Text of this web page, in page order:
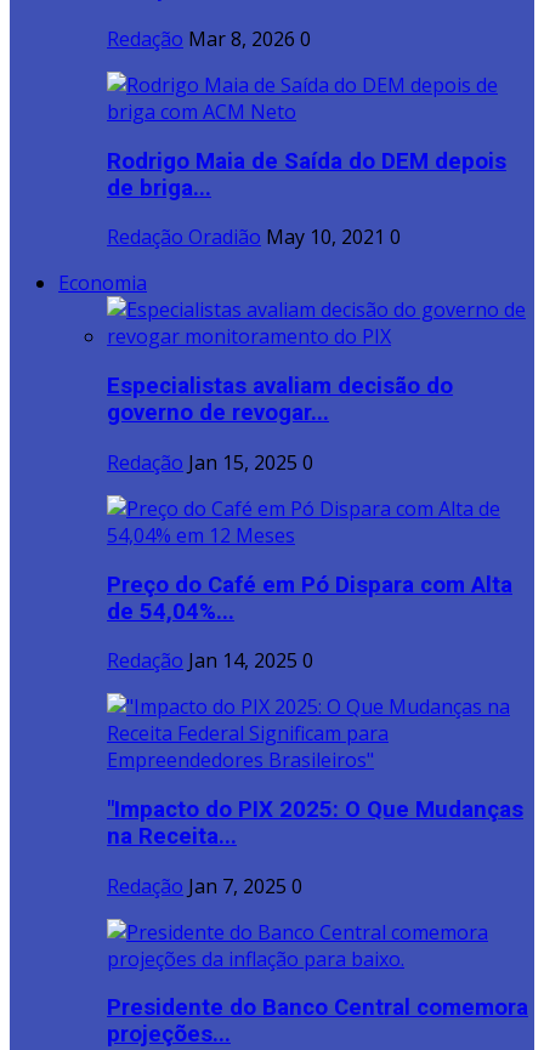
Redação Mar 8, 2026 0
Rodrigo Maia de Saída do DEM depois
de briga...
Redação Oradião May 10, 2021 0
Economia
Especialistas avaliam decisão do
governo de revogar...
Redação Jan 15, 2025 0
Preço do Café em Pó Dispara com Alta
de 54,04%...
Redação Jan 14, 2025 0
"Impacto do PIX 2025: O Que Mudanças
na Receita...
Redação Jan 7, 2025 0
Presidente do Banco Central comemora
projeções...